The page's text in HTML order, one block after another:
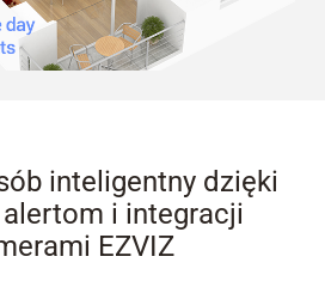
inteligentny dzięki
i integracji
EZVIZ